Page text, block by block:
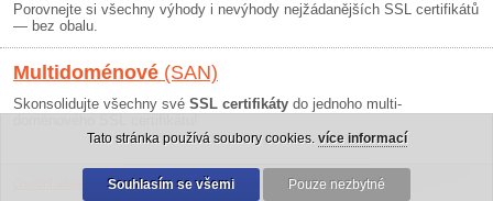
Porovnejte si všechny výhody i nevýhody nejžádanějších SSL certifikátů
— bez obalu.
Multidoménové (SAN)
Skonsolidujte všechny své SSL certifikáty do jednoho multi-
Obchodní podmínky|30 dní záruka
Tato stránka používá soubory cookies. více informací
Souhlasím se všemi Pouze nezbytné